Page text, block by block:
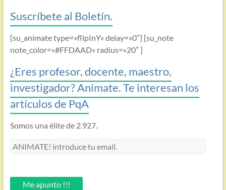
Suscríbete al Boletín.
[su_animate type=»flipInY» delay=»0″] [su_note
note_color=»#FFDAAD» radius=»20″ ]
¿Eres profesor, docente, maestro,
investigador? Anímate. Te interesan los
artículos de PqA
Somos una élite de 2.927.
ANIMATE!
email.Me apunto !!!